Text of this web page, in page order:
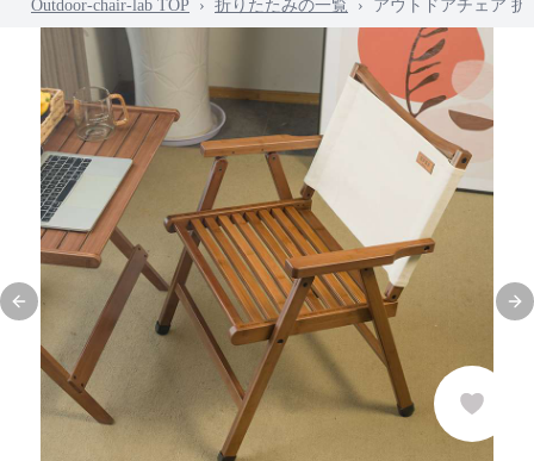
Outdoor-chair-lab TOP › 折りたたみの一覧 › アウトドアチェア
Previous slide